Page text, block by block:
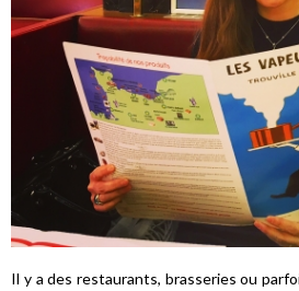
Il y a des restaurants, brasseries ou